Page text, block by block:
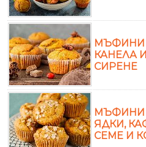
МЪФИНИ
КАНЕЛА
СИРЕНЕ
МЪФИНИ
ЯДКИ,
СЕМЕ И